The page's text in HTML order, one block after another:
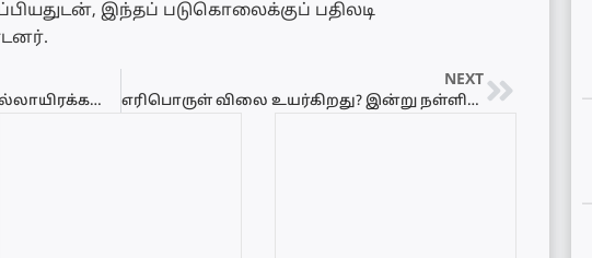
இந்தப் படுகொலைக்குப் பதிலடி
காலி முகத்திடலில் சங்கமித்த பல்லாயிரக்கணக்கானோர்! ஈதுல் பித்ர் பெருநாள் தொழுகை கோலாகலம்
NEXT
எரிபொருள் விலை உயர்கிறது? இன்று நள்ளிரவு முதல் மாற்றம் வரலாம்